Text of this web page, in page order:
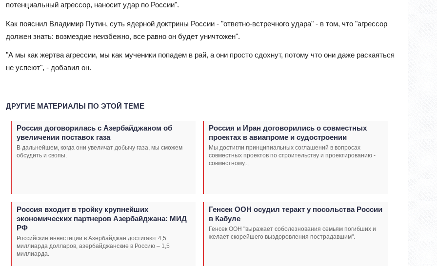
потенциальный агрессор, наносит удар по России".
Как пояснил Владимир Путин, суть ядерной доктрины России - "ответно-встречного удара" - в том, что "агрессор
должен знать: возмездие неизбежно, все равно он будет уничтожен".
"А мы как жертва агрессии, мы как мученики попадем в рай, а они просто сдохнут, потому что они даже раскаяться
не успеют", - добавил он.
ДРУГИЕ МАТЕРИАЛЫ ПО ЭТОЙ ТЕМЕ
Россия договорилась с Азербайджаном об
увеличении поставок газа
В дальнейшем, когда они увеличат добычу газа, мы сможем
обсудить и свопы.
Россия и Иран договорились о совместных
проектах в авиапроме и судостроении
Мы достигли принципиальных соглашений в вопросах
совместных проектов по строительству и проектированию -
совместному...
Россия входит в тройку крупнейших
экономических партнеров Азербайджана: МИД
РФ
Российские инвестиции в Азербайджан достигают 4,5
миллиарда долларов, азербайджанские в Россию – 1,5
миллиарда.
Генсек ООН осудил теракт у посольства России
в Кабуле
Генсек ООН "выражает соболезнования семьям погибших и
желает скорейшего выздоровления пострадавшим".